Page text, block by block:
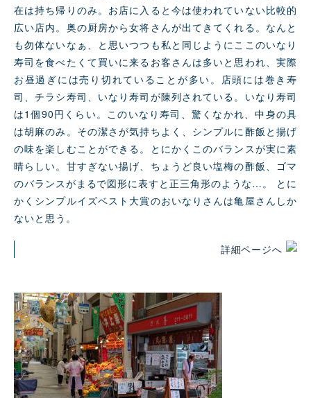
在は持ち帰りのみ。お店に入ると今は使われていない比較的
広い店内。奥の厨房から女将さんが出てきてくれる。なんと
も勿体ないなぁ、と思いつつも私と同じようにここのいなり
寿司を⻝べたくて買いに来るお客さんは多いと思われ、実際
お昼過ぎには売り切れていることが多い。店頭には巻き寿
司、チラシ寿司、いなり寿司が陳列されている。いなり寿司
は1個90円くらい。このいなり寿司、驚くなかれ、中身の具
は胡麻のみ。その潔さが気持ちよく、シンプルに酢飯と揚げ
の味を楽しむことができる。とにかくこのバランスが実に素
晴らしい。甘すぎない揚げ、ちょうど良い塩梅の酢飯、ゴマ
のバランスがまるで図形に表すと正三⻆形のような…。 とに
かくシンプルイズベスト大賞のおいなりさんは⻲屋さんしか
ないと思う。
詳細ページへ